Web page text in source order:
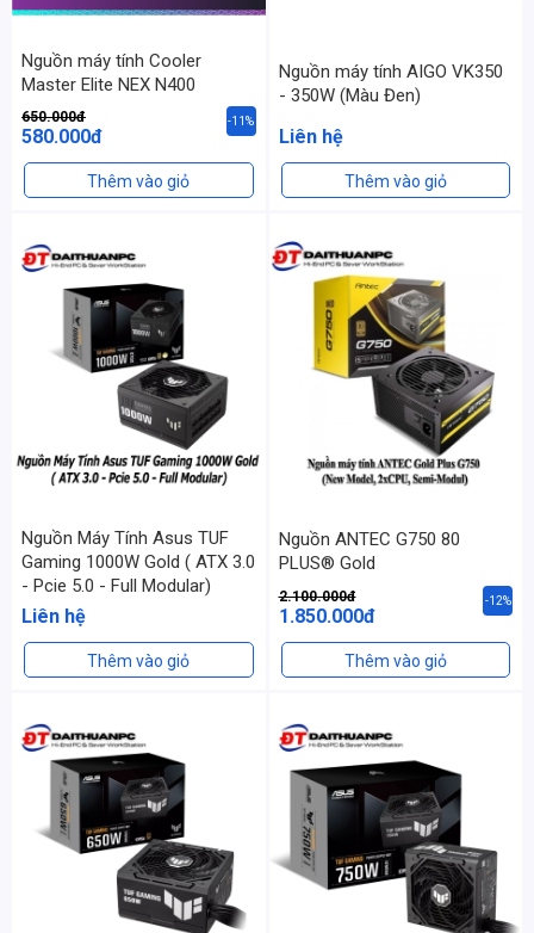
Nguồn máy tính Cooler
Master Elite NEX N400
650.000đ
580.000đ
-11%
Thêm vào giỏ
Nguồn máy tính AIGO VK350
- 350W (Màu Đen)
Liên hệ
Thêm vào giỏ
Nguồn Máy Tính Asus TUF
Gaming 1000W Gold ( ATX 3.0
- Pcie 5.0 - Full Modular)
Liên hệ
Thêm vào giỏ
Nguồn ANTEC G750 80
PLUS® Gold
2.100.000đ
1.850.000đ
-12%
Thêm vào giỏ